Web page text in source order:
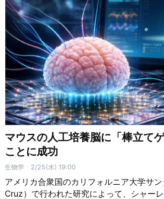
マウスの人工培養脳に「棒立て
ことに成功
生物学 2/25(水) 19:00
アメリカ合衆国のカリフォルニア大学サ
Cruz）で行われた研究によって、シャー